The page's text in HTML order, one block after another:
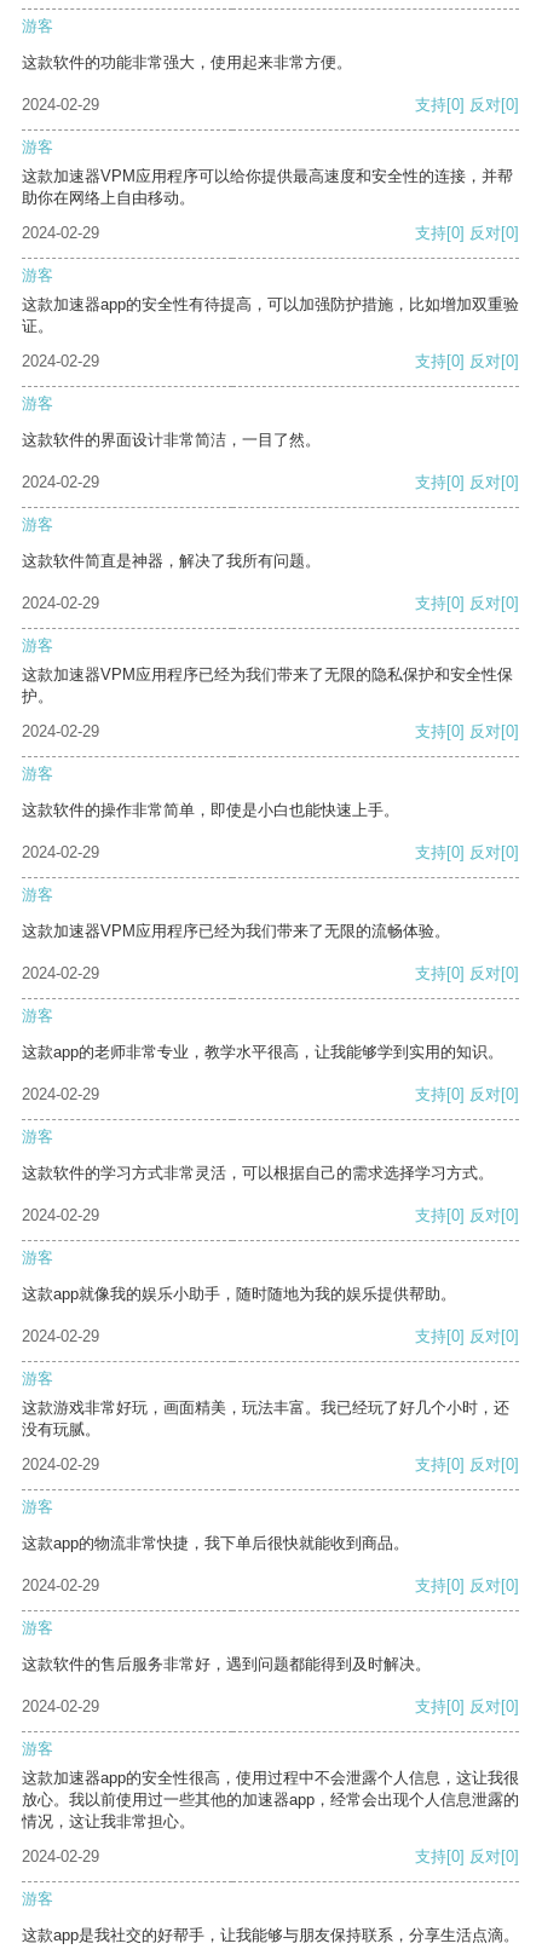
游客
这款软件的功能非常强大，使用起来非常方便。
2024-02-29 支持[0] 反对[0]
游客
这款加速器VPM应用程序可以给你提供最高速度和安全性的连接，并帮
助你在网络上自由移动。
2024-02-29
支持[0] 反对[0]
游客
这款加速器app的安全性有待提高，可以加强防护措施，比如增加双重验
证。
2024-02-29
支持[0] 反对[0]
游客
这款软件的界面设计非常简洁，一目了然。
2024-02-29 支持[0] 反对[0]
游客
这款软件简直是神器，解决了我所有问题。
2024-02-29 支持[0] 反对[0]
游客
这款加速器VPM应用程序已经为我们带来了无限的隐私保护和安全性保
护。
2024-02-29
支持[0] 反对[0]
游客
这款软件的操作非常简单，即使是小白也能快速上手。
2024-02-29 支持[0] 反对[0]
游客
这款加速器VPM应用程序已经为我们带来了无限的流畅体验。
2024-02-29 支持[0] 反对[0]
游客
这款app的老师非常专业，教学水平很高，让我能够学到实用的知识。
2024-02-29 支持[0] 反对[0]
游客
这款软件的学习方式非常灵活，可以根据自己的需求选择学习方式。
2024-02-29 支持[0] 反对[0]
游客
这款app就像我的娱乐小助手，随时随地为我的娱乐提供帮助。
2024-02-29 支持[0] 反对[0]
游客
这款游戏非常好玩，画面精美，玩法丰富。我已经玩了好几个小时，还
没有玩腻。
2024-02-29
支持[0] 反对[0]
游客
这款app的物流非常快捷，我下单后很快就能收到商品。
2024-02-29 支持[0] 反对[0]
游客
这款软件的售后服务非常好，遇到问题都能得到及时解决。
2024-02-29 支持[0] 反对[0]
游客
这款加速器app的安全性很高，使用过程中不会泄露个人信息，这让我很
放心。我以前使用过一些其他的加速器app，经常会出现个人信息泄露的
情况，这让我非常担心。
2024-02-29
支持[0] 反对[0]
游客
这款app是我社交的好帮手，让我能够与朋友保持联系，分享生活点滴。